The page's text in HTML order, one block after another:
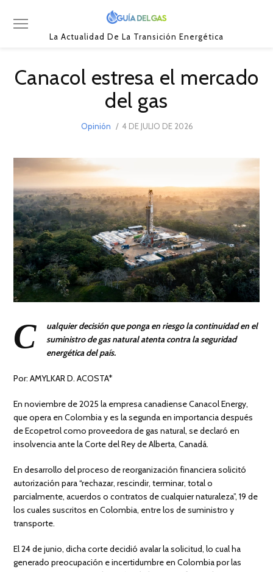
La Actualidad De La Transición Energética
Canacol estresa el mercado
del gas
Opinión
POSTED
4 DE JULIO DE 2026
C
ualquier decisión que ponga en riesgo la continuidad en el
suministro de gas natural atenta contra la seguridad
energética del país.
Por: AMYLKAR D. ACOSTA*
En noviembre de 2025 la empresa canadiense Canacol Energy,
que opera en Colombia y es la segunda en importancia después
de Ecopetrol como proveedora de gas natural, se declaró en
insolvencia ante la Corte del Rey de Alberta, Canadá.
En desarrollo del proceso de reorganización financiera solicitó
autorización para “rechazar, rescindir, terminar, total o
parcialmente, acuerdos o contratos de cualquier naturaleza”, 19 de
los cuales suscritos en Colombia, entre los de suministro y
transporte.
El 24 de junio, dicha corte decidió avalar la solicitud, lo cual ha
generado preocupación e incertidumbre en Colombia por las